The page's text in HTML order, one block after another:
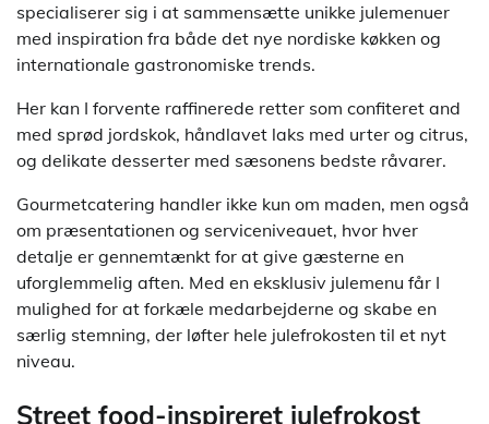
specialiserer sig i at sammensætte unikke julemenuer
med inspiration fra både det nye nordiske køkken og
internationale gastronomiske trends.
Her kan I forvente raffinerede retter som confiteret and
med sprød jordskok, håndlavet laks med urter og citrus,
og delikate desserter med sæsonens bedste råvarer.
Gourmetcatering handler ikke kun om maden, men også
om præsentationen og serviceniveauet, hvor hver
detalje er gennemtænkt for at give gæsterne en
uforglemmelig aften. Med en eksklusiv julemenu får I
mulighed for at forkæle medarbejderne og skabe en
særlig stemning, der løfter hele julefrokosten til et nyt
niveau.
Street food-inspireret julefrokost